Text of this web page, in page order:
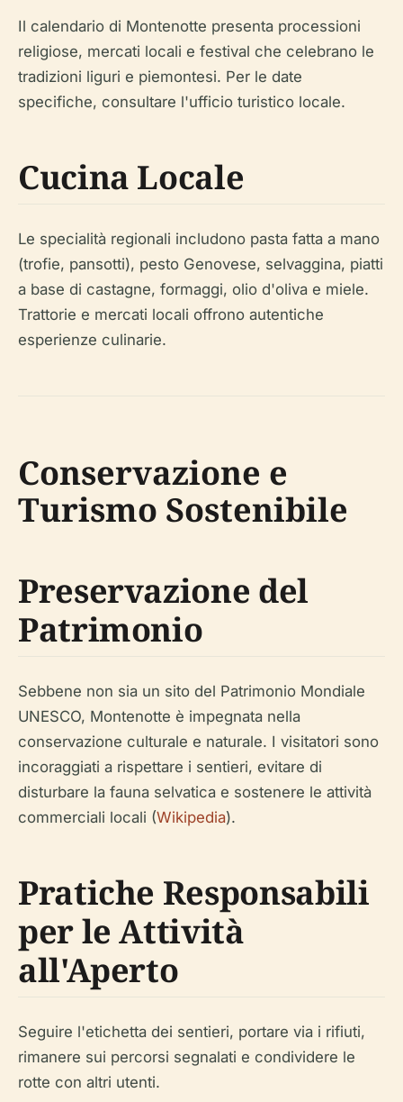
Il calendario di Montenotte presenta processioni
religiose, mercati locali e festival che celebrano le
tradizioni liguri e piemontesi. Per le date
specifiche, consultare l'ufficio turistico locale.
Cucina Locale
Le specialità regionali includono pasta fatta a mano
(trofie, pansotti), pesto Genovese, selvaggina, piatti
a base di castagne, formaggi, olio d'oliva e miele.
Trattorie e mercati locali offrono autentiche
esperienze culinarie.
Conservazione e
Turismo Sostenibile
Preservazione del
Patrimonio
Sebbene non sia un sito del Patrimonio Mondiale
UNESCO, Montenotte è impegnata nella
conservazione culturale e naturale. I visitatori sono
incoraggiati a rispettare i sentieri, evitare di
disturbare la fauna selvatica e sostenere le attività
commerciali locali (Wikipedia).
Pratiche Responsabili
per le Attività
all'Aperto
Seguire l'etichetta dei sentieri, portare via i rifiuti,
rimanere sui percorsi segnalati e condividere le
rotte con altri utenti.